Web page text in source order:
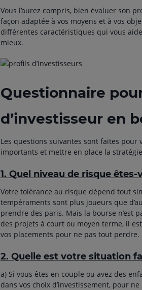
Vous l’aurez compris, bien évaluer son
façon adaptée à vos moyens et à vos
différentes caractéristiques qui vous
mieux.
Questionnaire
d’investisseur en
Les questions suivantes sont faites
importants et mettre en place la
1. Quel niveau de risque
Votre tolérance au risque dépend tout
tempéraments sont plus joueurs que
prendre des paris. Mais la bourse n’est
des projets à court ou moyen terme, il
vos placements pour ne pas tout perdre.
2. Quelle est votre situation
a) Si vous êtes en couple ou avez des
dans vos choix d’investissement, pour